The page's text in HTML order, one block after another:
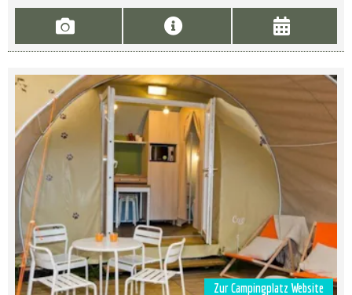
Zur Campingplatz Website